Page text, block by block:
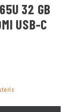
32 GB
USB-C